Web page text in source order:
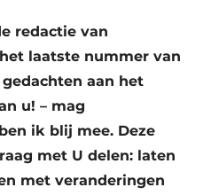
redactie van
laatste nummer van
aan het
u! – mag
ik blij mee. Deze
met U delen: laten
met veranderingen